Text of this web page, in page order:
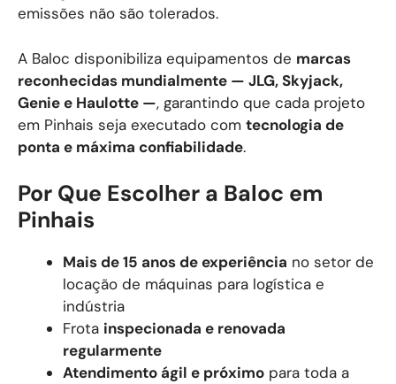
emissões não são tolerados.
A Baloc disponibiliza equipamentos de marcas
reconhecidas mundialmente — JLG, Skyjack,
Genie e Haulotte —, garantindo que cada projeto
em Pinhais seja executado com tecnologia de
ponta e máxima confiabilidade.
Por Que Escolher a Baloc em
Pinhais
Mais de 15 anos de experiência no setor de
locação de máquinas para logística e
indústria
Frota inspecionada e renovada
regularmente
Atendimento ágil e próximo para toda a